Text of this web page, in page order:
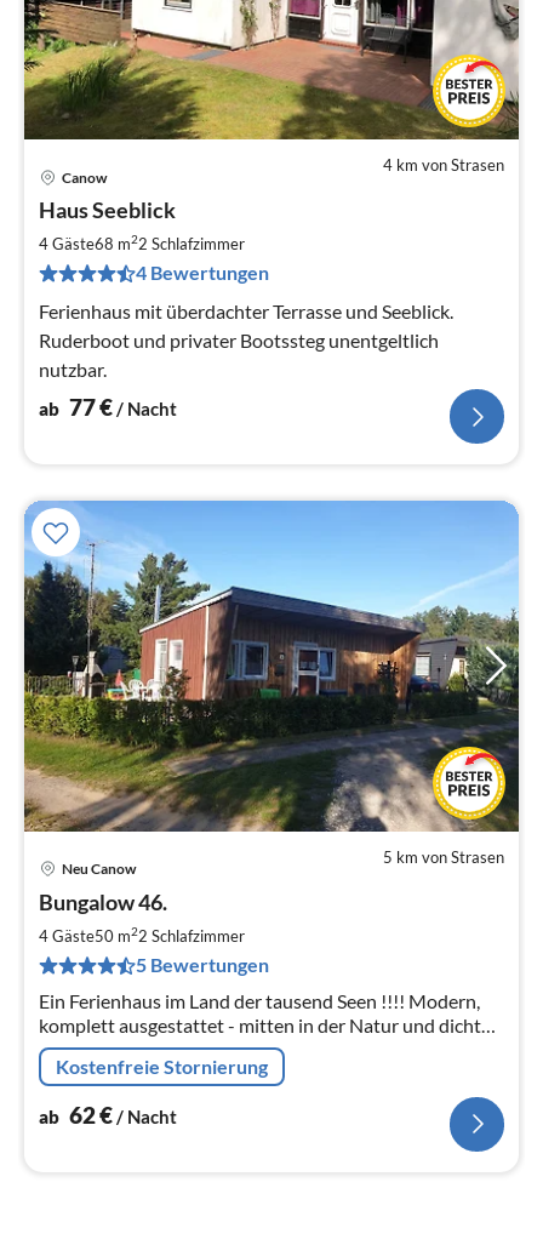
4 km von Strasen
Canow
Haus Seeblick
4 Gäste68 m22 Schlafzimmer
4 Bewertungen
Ferienhaus mit überdachter Terrasse und Seeblick.
Ruderboot und privater Bootssteg unentgeltlich
nutzbar.
ab 77€/ Nacht
5 km von Strasen
Neu Canow
Bungalow 46.
4 Gäste50 m22 Schlafzimmer
5 Bewertungen
Ein Ferienhaus im Land der tausend Seen !!!! Modern,
komplett ausgestattet - mitten in der Natur und dicht
am See.
Kostenfreie Stornierung
ab 62€ / Nacht